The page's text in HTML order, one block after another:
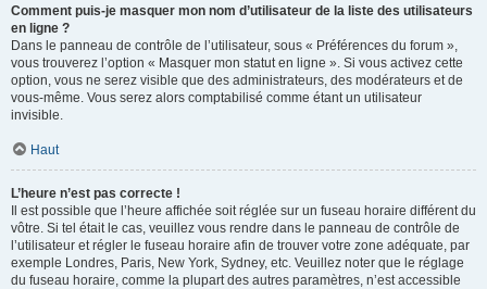
Comment puis-je masquer mon nom d’utilisateur de la liste des utilisateurs
en ligne ?
Dans le panneau de contrôle de l’utilisateur, sous « Préférences du forum »,
vous trouverez l’option « Masquer mon statut en ligne ». Si vous activez cette
option, vous ne serez visible que des administrateurs, des modérateurs et de
vous-même. Vous serez alors comptabilisé comme étant un utilisateur
invisible.
Haut
L’heure n’est pas correcte !
Il est possible que l’heure affichée soit réglée sur un fuseau horaire différent du
vôtre. Si tel était le cas, veuillez vous rendre dans le panneau de contrôle de
l’utilisateur et régler le fuseau horaire afin de trouver votre zone adéquate, par
exemple Londres, Paris, New York, Sydney, etc. Veuillez noter que le réglage
du fuseau horaire, comme la plupart des autres paramètres, n’est accessible